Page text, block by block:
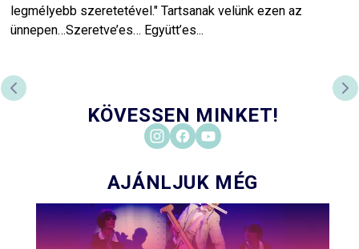
legmélyebb szeretetével." Tartsanak velünk ezen az
ünnepen…Szeretve’es… Együtt’es...
PREVIOUS SLIDE
KÖVESSEN MINKET!
AJÁNLJUK MÉG